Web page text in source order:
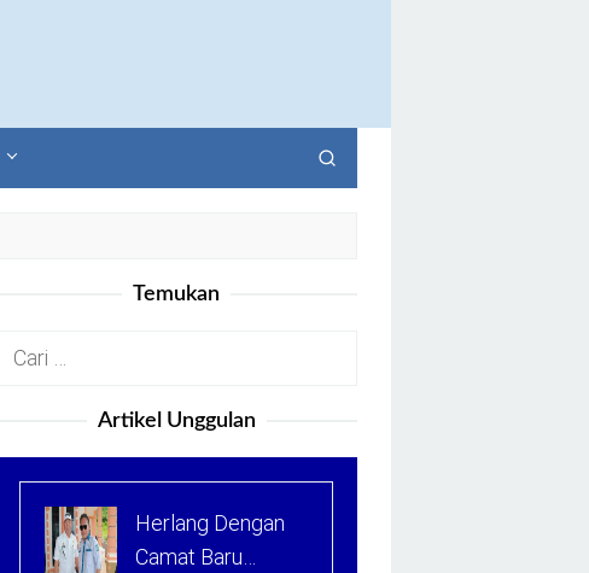
Temukan
Cari
Artikel Unggulan
Herlang Dengan
Camat Baru…